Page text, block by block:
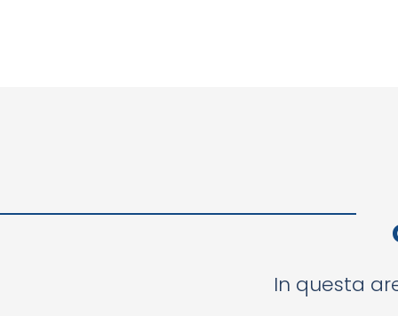
In questa